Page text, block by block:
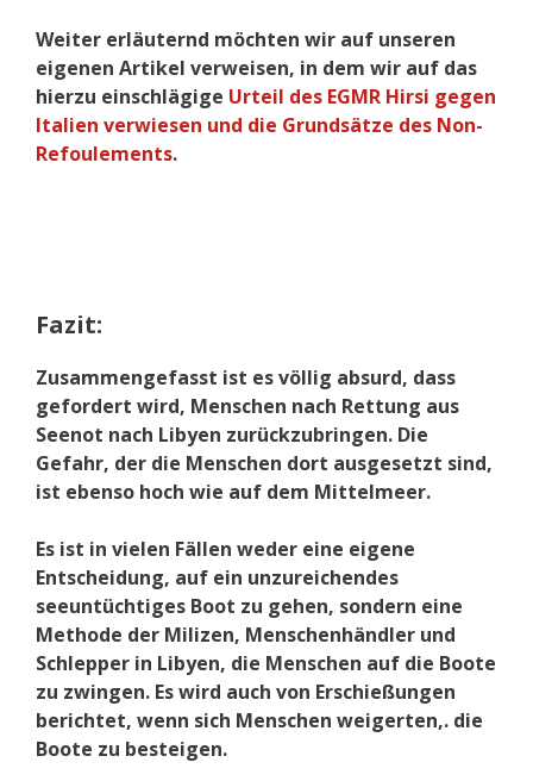
Weiter erläuternd möchten wir auf unseren
eigenen Artikel verweisen, in dem wir auf das
hierzu einschlägige Urteil des EGMR Hirsi gegen
Italien verwiesen und die Grundsätze des Non-
Refoulements.
Fazit:
Zusammengefasst ist es völlig absurd, dass
gefordert wird, Menschen nach Rettung aus
Seenot nach Libyen zurückzubringen. Die
Gefahr, der die Menschen dort ausgesetzt sind,
ist ebenso hoch wie auf dem Mittelmeer.
Es ist in vielen Fällen weder eine eigene
Entscheidung, auf ein unzureichendes
seeuntüchtiges Boot zu gehen, sondern eine
Methode der Milizen, Menschenhändler und
Schlepper in Libyen, die Menschen auf die Boote
zu zwingen. Es wird auch von Erschießungen
berichtet, wenn sich Menschen weigerten,. die
Boote zu besteigen.